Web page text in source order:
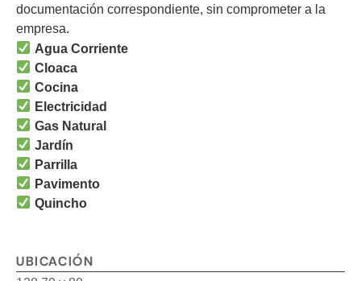
documentación correspondiente, sin comprometer a la
empresa.
Agua Corriente
Cloaca
Cocina
Electricidad
Gas Natural
Jardín
Parrilla
Pavimento
Quincho
UBICACIÓN